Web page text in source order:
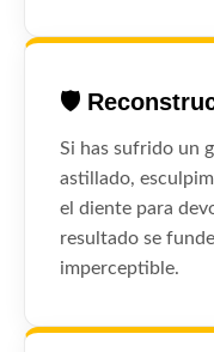
🛡️
Si has sufrido un
astillado,
el diente para
resultado se
imperceptible.